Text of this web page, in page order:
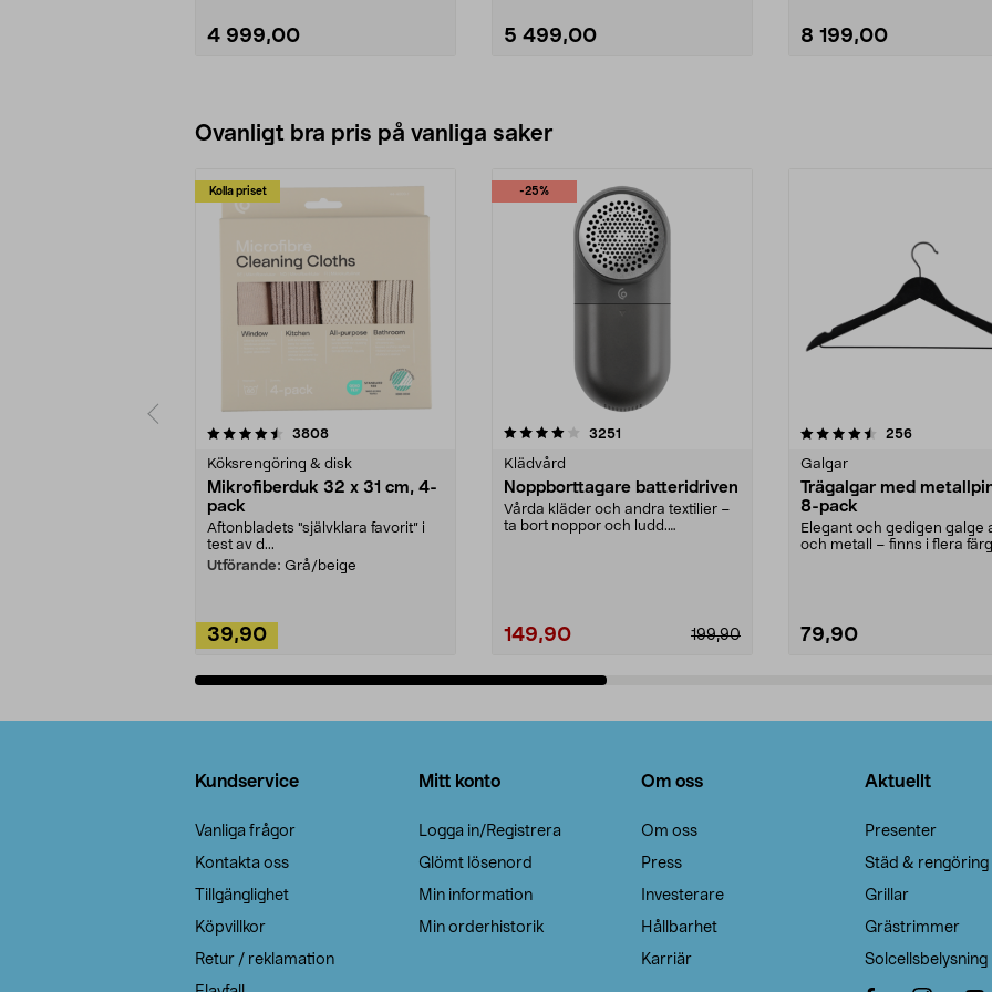
4 999,00 5 499,00 8 199,00
Ovanligt bra pris på vanliga saker
Kolla priset
3808recensioner
Köksrengöring & disk
Mikrofiberduk 32 x 31 cm, 4-
pack
Aftonbladets "självklara favorit” i
test av d...
Utförande: Grå/beige
39,90
-25%
4.0av 5 stjärnor 3251
Klädvård
Noppborttagare batteridriven
Vårda kläder och andra textilier –
ta bort noppor och ludd.
199,90
149,90
4.5av 5 stjärnor 256recensioner
Galgar
Trägalgar med
8-pack
Elegant och gedigen galge
och metall – finns i flera
79,90
4.0av 5 stjärnor
Kundservice
Vanliga frågor
Kontakta oss
Tillgänglighet
Köpvillkor
Retur / reklamation
Mitt konto
Logga in/Registrera
Glömt lösenord
Min information
Min orderhistorik
Om oss
Om oss
Press
Investerare
Hållbarhet
Karriär
Aktuellt
Presenter
Städ & rengöring
Grillar
Grästrimmer
Solcellsbelysning